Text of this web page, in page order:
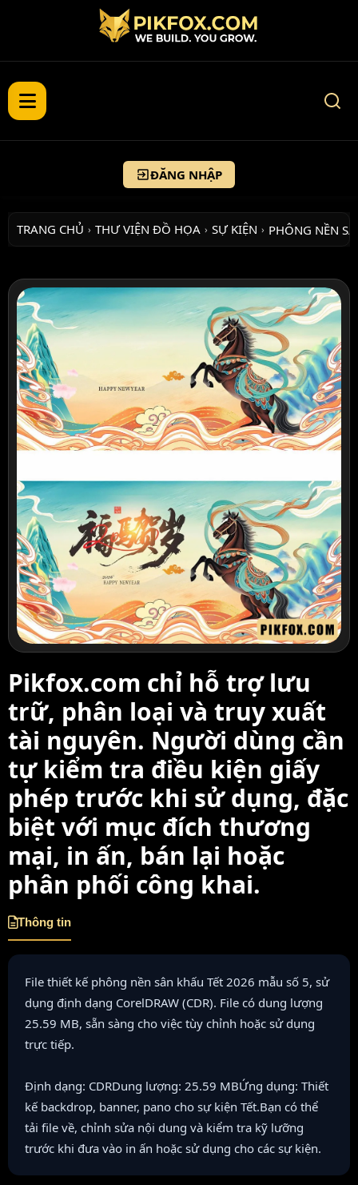
ĐĂNG NHẬP
TRANG CHỦ › THƯ VIỆN ĐỒ HỌA › SỰ KIỆN › PHÔNG NỀN
Pikfox.com chỉ hỗ trợ lưu
trữ, phân loại và truy xuất
tài nguyên. Người dùng cần
tự kiểm tra điều kiện giấy
phép trước khi sử dụng, đặc
biệt với mục đích thương
mại, in ấn, bán lại hoặc
phân phối công khai.
Thông tin
File thiết kế phông nền sân khấu Tết 2026 mẫu số 5, sử
dụng định dạng CorelDRAW (CDR). File có dung lượng
25.59 MB, sẵn sàng cho việc tùy chỉnh hoặc sử dụng
trực tiếp.
Định dạng: CDRDung lượng: 25.59 MBỨng dụng: Thiết
kế backdrop, banner, pano cho sự kiện Tết.Bạn có thể
tải file về, chỉnh sửa nội dung và kiểm tra kỹ lưỡng
trước khi đưa vào in ấn hoặc sử dụng cho các sự kiện.